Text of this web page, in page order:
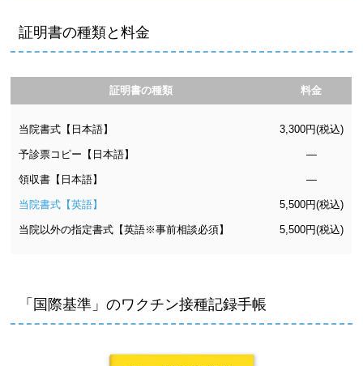
証明書の種類と料金
証明書の種類 料金
当院書式【日本語】 3,300円(税込)
予診票コピー【日本語】 ―
領収書【日本語】 ―
当院書式【英語】 5,500円(税込)
当院以外の指定書式【英語※事前相談必須】 5,500円(税込)
「国際基準」のワクチン接種記録手帳